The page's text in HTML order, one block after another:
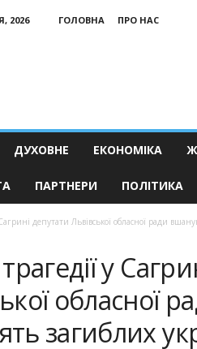
2026 ГОЛОВНА
ПРО НАС
ДУХОВНЕ ЕКОНОМІКА
ПАРТНЕРИ ПОЛІТИКА
депутати Львівської обласної ради
у
обласної
загиблих